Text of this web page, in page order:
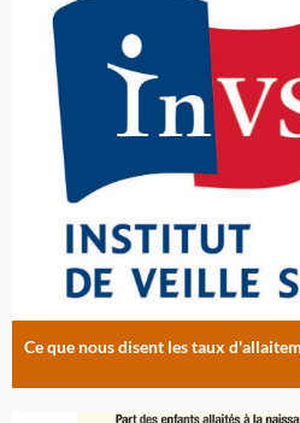
Ce que nous disent les taux